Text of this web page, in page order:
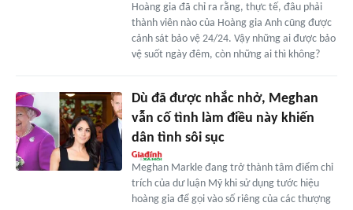
Hoàng gia đã chỉ ra rằng, thực tế, đâu phải
thành viên nào của Hoàng gia Anh cũng được
cảnh sát bảo vệ 24/24. Vậy những ai được bảo
vệ suốt ngày đêm, còn những ai thì không?
Dù đã được nhắc nhở, Meghan
vẫn cố tình làm điều này khiến
dân tình sôi sục
Meghan Markle đang trở thành tâm điểm chỉ
trích của dư luận Mỹ khi sử dụng tước hiệu
hoàng gia để gọi vào số riêng của các thượng